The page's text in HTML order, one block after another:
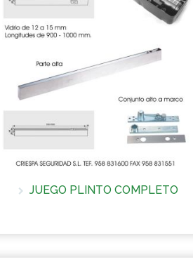
JUEGO PLINTO COMPLETO